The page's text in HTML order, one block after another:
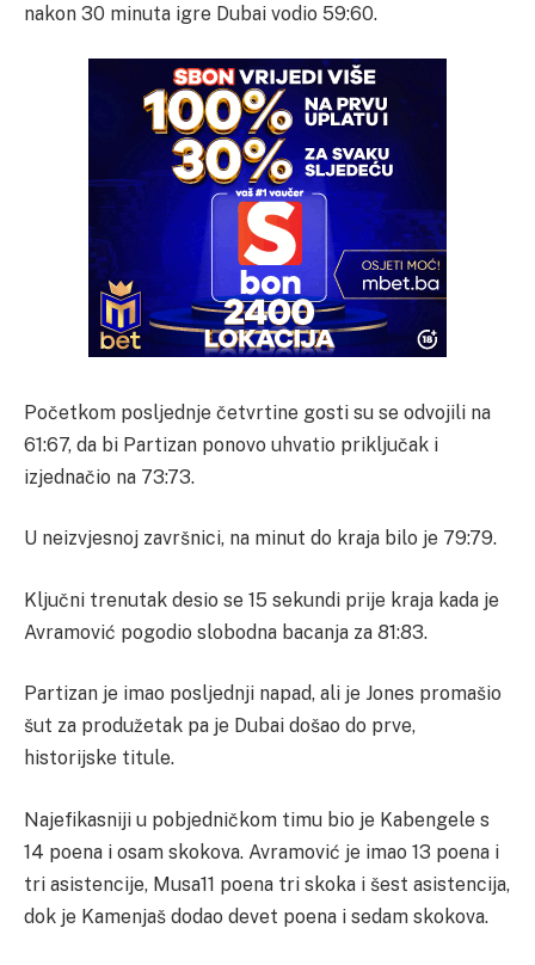
nakon 30 minuta igre Dubai vodio 59:60.
Početkom posljednje četvrtine gosti su se odvojili na
61:67, da bi Partizan ponovo uhvatio priključak i
izjednačio na 73:73.
U neizvjesnoj završnici, na minut do kraja bilo je 79:79.
Ključni trenutak desio se 15 sekundi prije kraja kada je
Avramović pogodio slobodna bacanja za 81:83.
Partizan je imao posljednji napad, ali je Jones promašio
šut za produžetak pa je Dubai došao do prve,
historijske titule.
Najefikasniji u pobjedničkom timu bio je Kabengele s
14 poena i osam skokova. Avramović je imao 13 poena i
tri asistencije, Musa11 poena tri skoka i šest asistencija,
dok je Kamenjaš dodao devet poena i sedam skokova.